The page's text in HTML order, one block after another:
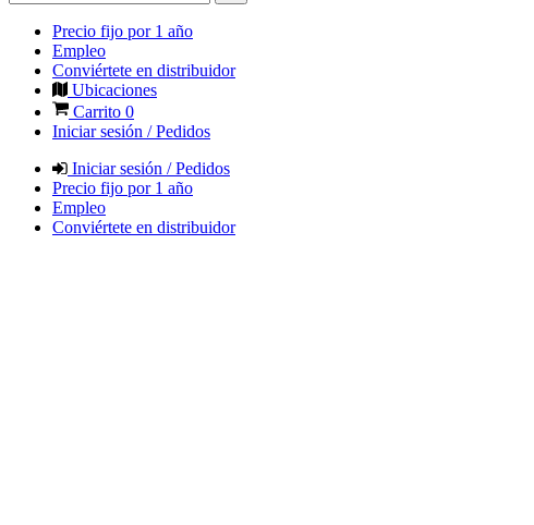
Precio fijo por 1 año
Empleo
Conviértete en distribuidor
Ubicaciones
Carrito 0
Iniciar sesión / Pedidos
Iniciar sesión / Pedidos
Precio fijo por 1 año
Empleo
Conviértete en distribuidor